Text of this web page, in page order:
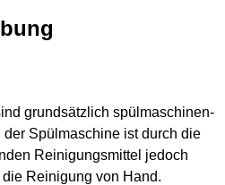
grundsätzlich spülmaschinen-
Spülmaschine ist durch die
Reinigungsmittel jedoch
Reinigung von Hand.